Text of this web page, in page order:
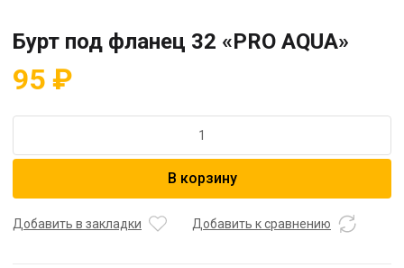
Бурт под фланец 32 «PRO AQUA»
95 ₽
Бурт
32
В корзину
Добавить в закладки Добавить к сравнению